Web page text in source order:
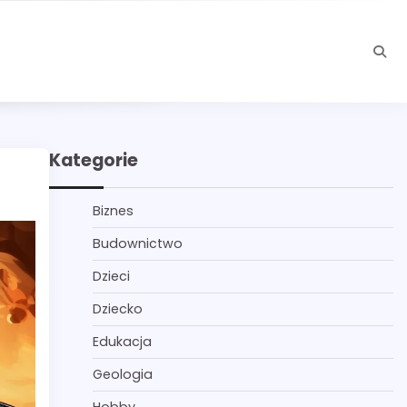
Kategorie
Biznes
Budownictwo
Dzieci
Dziecko
Edukacja
Geologia